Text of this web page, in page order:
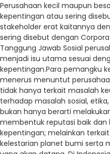
Perusahaan kecil maupun
kepentingan atau sering
stakeholder erat kaitannya
sering disebut dengan
Tanggung Jawab Sosial
menjadi isu utama sesuai
kepentingan.Para pemangku
menerus menuntut
tidak hanya terkait masalah
terhadap masalah sosial,
bukan hanya berarti
membentuk reputasi baik
kepentingan; melainkan
kelestarian planet bumi serta